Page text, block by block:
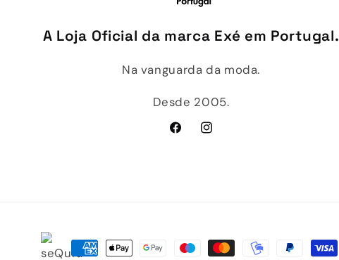
A Loja Oficial da marca Exé em Portugal.
Na vanguarda da moda.
Desde 2005.
FacebookInstagram
Métodos